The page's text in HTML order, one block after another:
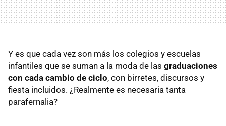
Y es que cada vez son más los colegios y escuelas
infantiles que se suman a la moda de las graduaciones
con cada cambio de ciclo, con birretes, discursos y
fiesta incluidos. ¿Realmente es necesaria tanta
parafernalia?